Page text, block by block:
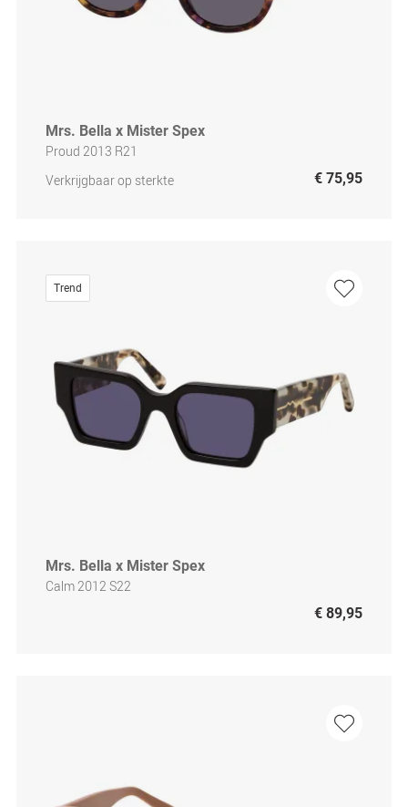
Mrs. Bella x Mister Spex
Proud 2013 R21
Verkrijgbaar op sterkte
€ 75,95
Trend
Mrs. Bella x Mister Spex
Calm 2012 S22
€ 89,95